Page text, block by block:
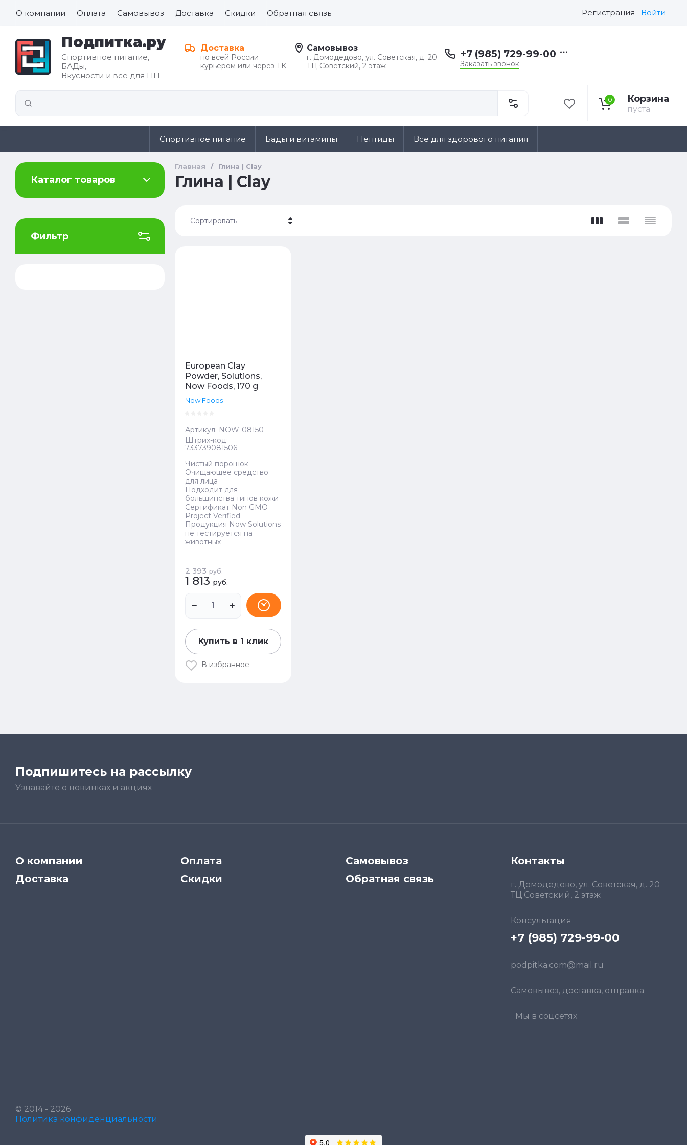
О компании Оплата Самовывоз Доставка Скидки Обратная связь Регистрация Войти
Подпитка.ру
Спортивное питание,
БАДы,
Вкусности и всё для ПП
Доставка
по всей России
курьером или через ТК
Самовывоз
г. Домодедово, ул. Советская, д. 20
ТЦ Советский, 2 этаж
+7 (985) 729-99-00
Заказать звонок
0 Корзина
пуста
Спортивное питание Бады и витамины Пептиды Все для здорового питания
Каталог товаров
Фильтр
Главная / Глина | Clay
Глина | Clay
Сортировать
European Clay
Powder, Solutions,
Now Foods, 170 g
Now Foods
Артикул: NOW-08150
Штрих-код:
733739081506
Чистый порошок
Очищающее средство
для лица
Подходит для
большинства типов кожи
Сертификат Non GMO
Project Verified
Продукция Now Solutions
не тестируется на
животных
2 393 руб.
1 813 руб.
Купить в 1 клик
В избранное
Подпишитесь на рассылку
Узнавайте о новинках и акциях
О компании Оплата
Самовывоз
Доставка
Скидки Обратная связь
Контакты
г. Домодедово, ул. Советская, д. 20
ТЦ Советский, 2 этаж
Консультация
+7 (985) 729-99-00
podpitka.com@mail.ru
Самовывоз, доставка, отправка
Мы в соцсетях
© 2014 - 2026
Политика конфиденциальности
Все для
здорового
питания